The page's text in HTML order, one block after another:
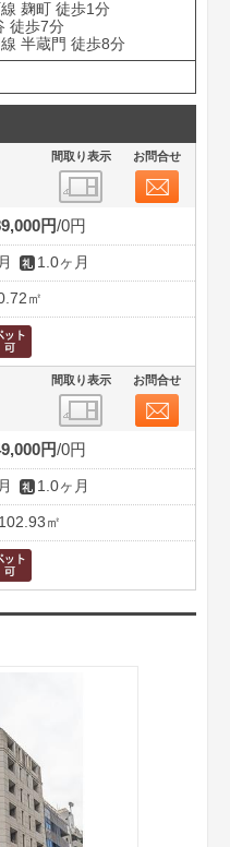
麹町 徒歩1分
徒歩7分
半蔵門 徒歩8分
間取り表示 お問合せ
円 0円
1.0ヶ月
㎡
間取り表示 お問合せ
円 0円
1.0ヶ月
102.93㎡